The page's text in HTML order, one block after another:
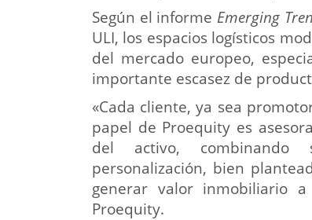
Según el informe Emerging
ULI, los espacios logísticos
del mercado europeo,
importante escasez de
«Cada cliente, ya sea
papel de Proequity es
del activo, combinando
personalización, bien
generar valor inmobiliario
Proequity.